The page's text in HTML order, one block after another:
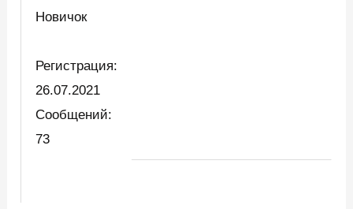
Новичок
Регистрация:
26.07.2021
Сообщений:
73